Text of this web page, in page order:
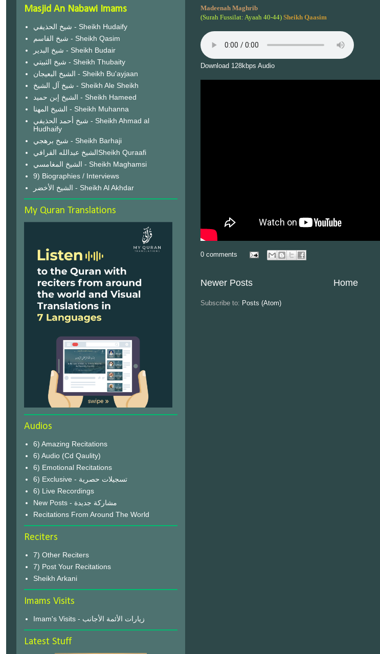
Madeenah Maghrib
(Surah Fussilat: Ayaah 40-44) Sheikh Qaasim
Download 128kbps Audio
0 comments
Newer Posts Home
Subscribe to: Posts (Atom)
Masjid An Nabawi Imams
شيخ الحذيفي - Sheikh Hudaify
شيخ القاسم - Sheikh Qasim
شيخ البدير - Sheikh Budair
شيخ الثبيتي - Sheikh Thubaity
الشيخ البعيجان - Sheikh Bu'ayjaan
شيخ آل الشيخ - Sheikh Ale Sheikh
الشيخ إبن حميد - Sheikh Hameed
الشيخ المهنا - Sheikh Muhanna
شيخ أحمد الحذيفي - Sheikh Ahmad al
Hudhaify
شيخ برهجي - Sheikh Barhaji
الشيخ عبدالله القرافيSheikh Quraafi
الشيخ المغامسي - Sheikh Maghamsi
9) Biographies / Interviews
الشيخ الأخضر - Sheikh Al Akhdar
My Quran Translations
Audios
6) Amazing Recitations
6) Audio (Cd Qaulity)
6) Emotional Recitations
6) Exclusive - تسجيلات حصرية
6) Live Recordings
New Posts - مشاركة جديدة
Recitations From Around The World
Reciters
7) Other Reciters
7) Post Your Recitations
Sheikh Arkani
Imams Visits
Imam's Visits - زيارات الأئمة الأجانب
Latest Stuff